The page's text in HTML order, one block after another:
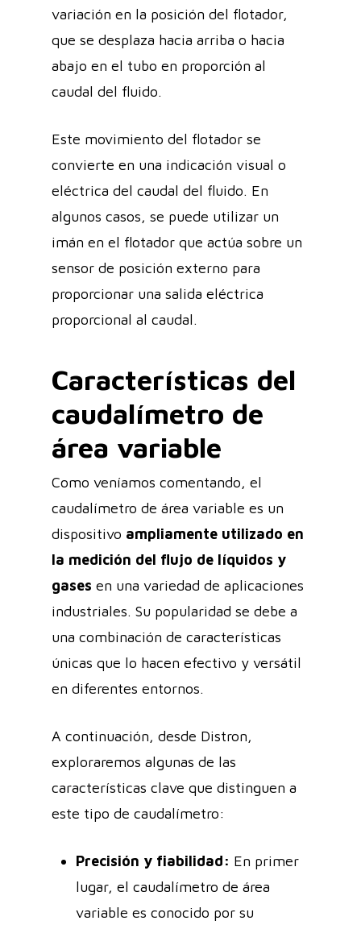
variación en la posición del flotador,
que se desplaza hacia arriba o hacia
abajo en el tubo en proporción al
caudal del fluido.
Este movimiento del flotador se
convierte en una indicación visual o
eléctrica del caudal del fluido. En
algunos casos, se puede utilizar un
imán en el flotador que actúa sobre un
sensor de posición externo para
proporcionar una salida eléctrica
proporcional al caudal.
Características del
caudalímetro de
área variable
Como veníamos comentando, el
caudalímetro de área variable es un
dispositivo ampliamente utilizado en
la medición del flujo de líquidos y
gases en una variedad de aplicaciones
industriales. Su popularidad se debe a
una combinación de características
únicas que lo hacen efectivo y versátil
en diferentes entornos.
A continuación, desde Distron,
exploraremos algunas de las
características clave que distinguen a
este tipo de caudalímetro:
Precisión y fiabilidad: En primer
lugar, el caudalímetro de área
variable es conocido por su